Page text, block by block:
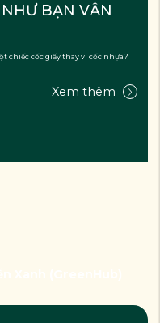
NHƯ BẠN VẪN
chiếc cốc giấy thay vì cốc nhựa?
Xem thêm